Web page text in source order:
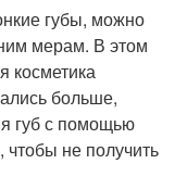
губы, можно
мерам. В этом
косметика
больше,
губ с помощью
чтобы не получить